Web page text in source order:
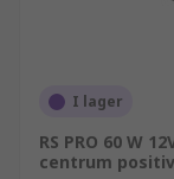
I lager
RS PRO 60 W
centrum